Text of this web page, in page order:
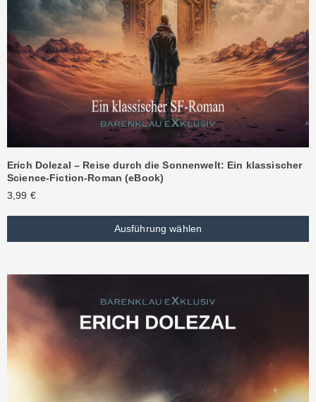
Erich Dolezal – Reise durch die Sonnenwelt: Ein klassischer
Science-Fiction-Roman (eBook)
3,99 €
Ausführung wählen